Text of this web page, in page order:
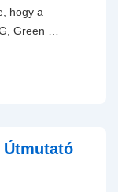
hogy a
Green …